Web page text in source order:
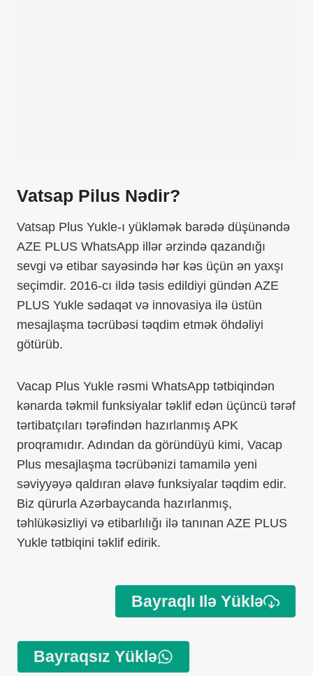
Vatsap Pilus Nədir?
Vatsap Plus Yukle-ı yükləmək barədə düşünəndə
AZE PLUS WhatsApp illər ərzində qazandığı
sevgi və etibar sayəsində hər kəs üçün ən yaxşı
seçimdir. 2016-cı ildə təsis edildiyi gündən AZE
PLUS Yukle sədaqət və innovasiya ilə üstün
mesajlaşma təcrübəsi təqdim etmək öhdəliyi
götürüb.
Vacap Plus Yukle rəsmi WhatsApp tətbiqindən
kənarda təkmil funksiyalar təklif edən üçüncü tərəf
tərtibatçıları tərəfindən hazırlanmış APK
proqramıdır. Adından da göründüyü kimi, Vacap
Plus mesajlaşma təcrübənizi tamamilə yeni
səviyyəyə qaldıran əlavə funksiyalar təqdim edir.
Biz qürurla Azərbaycanda hazırlanmış,
təhlükəsizliyi və etibarlılığı ilə tanınan AZE PLUS
Yukle tətbiqini təklif edirik.
Bayraqlı Ilə Yüklə
Bayraqsız Yüklə